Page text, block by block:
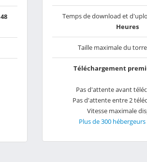
48
Temps de download et
Heures
Taille maximale du
Téléchargement
Pas d'attente avant
Pas d'attente entre 2
Vitesse maximale
Plus de 300